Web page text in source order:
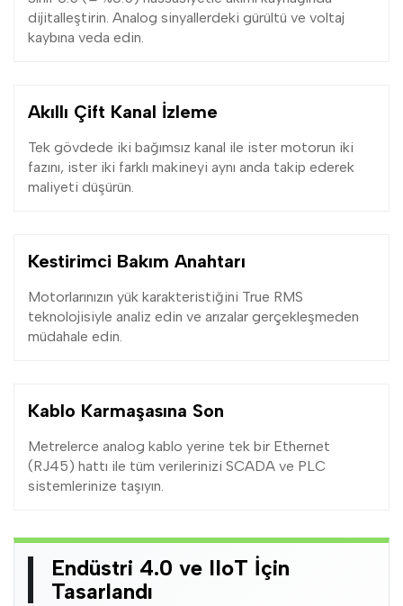
dijitalleştirin. Analog sinyallerdeki gürültü ve voltaj
kaybına veda edin.
Akıllı Çift Kanal İzleme
Tek gövdede iki bağımsız kanal ile ister motorun iki
fazını, ister iki farklı makineyi aynı anda takip ederek
maliyeti düşürün.
Kestirimci Bakım Anahtarı
Motorlarınızın yük karakteristiğini True RMS
teknolojisiyle analiz edin ve arızalar gerçekleşmeden
müdahale edin.
Kablo Karmaşasına Son
Metrelerce analog kablo yerine tek bir Ethernet
(RJ45) hattı ile tüm verilerinizi SCADA ve PLC
sistemlerinize taşıyın.
Endüstri 4.0 ve IIoT İçin
Tasarlandı